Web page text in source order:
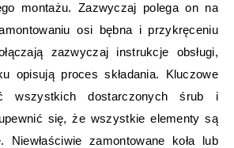
montażu. Zazwyczaj polega on na
osi bębna i przykręceniu
zazwyczaj instrukcje obsługi,
opisują proces składania. Kluczowe
wszystkich dostarczonych śrub i
się, że wszystkie elementy są
Niewłaściwie zamontowane koła lub